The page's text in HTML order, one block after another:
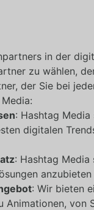
in der
zu wählen,
der Sie bei
: Hashtag
digitalen
: Hashtag
: Wir bieten
Animationen, von